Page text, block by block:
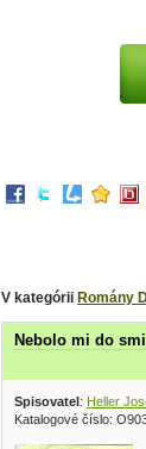
V kategórii Romány
Nebolo mi do
Spisovatel: Heller
Katalogové číslo: